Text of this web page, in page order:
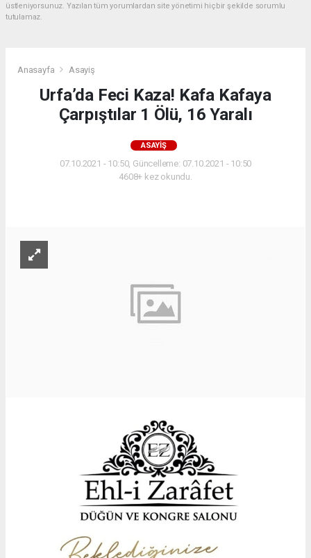
üstleniyorsunuz. Yazılan tüm yorumlardan site yönetimi hiçbir şekilde sorumlu
tutulamaz.
Anasayfa Asayiş
Urfa’da Feci Kaza! Kafa Kafaya
Çarpıştılar 1 Ölü, 16 Yaralı
ASAYIŞ
07.10.2021 - 10:50, Güncelleme: 07.10.2021 - 10:50
4608+ kez okundu.